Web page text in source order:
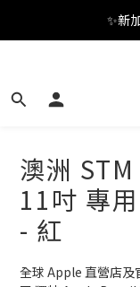
✨新
✨新
澳洲
11吋 專
- 紅
全球 Apple 直營店及